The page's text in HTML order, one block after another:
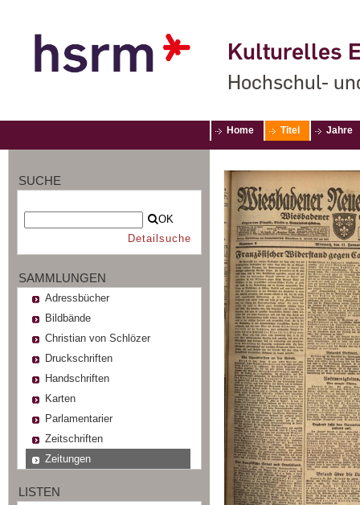
Kulturelles
Hochschul-
Home Titel Jahre
SUCHE
OK
Detailsuche
SAMMLUNGEN
Adressbücher
Bildbände
Christian von Schlözer
Druckschriften
Handschriften
Karten
Parlamentarier
Zeitschriften
Zeitungen
LISTEN